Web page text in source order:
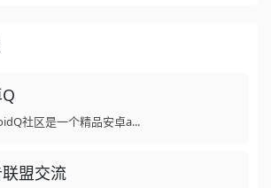
社区是一个精品安卓a...
盟交流